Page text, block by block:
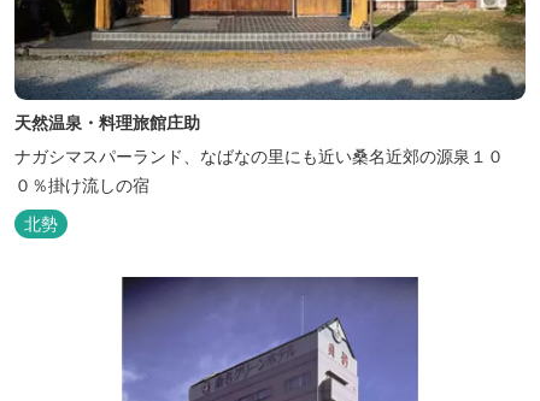
天然温泉・料理旅館庄助
ナガシマスパーランド、なばなの里にも近い桑名近郊の源泉１０
０％掛け流しの宿
北勢